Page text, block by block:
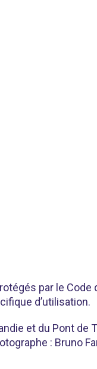
par le
d’utilisation.
et du Pont de
: Bruno